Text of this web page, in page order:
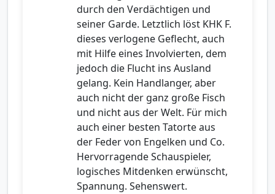
durch den Verdächtigen und
seiner Garde. Letztlich löst KHK F.
dieses verlogene Geflecht, auch
mit Hilfe eines Involvierten, dem
jedoch die Flucht ins Ausland
gelang. Kein Handlanger, aber
auch nicht der ganz große Fisch
und nicht aus der Welt. Für mich
auch einer besten Tatorte aus
der Feder von Engelken und Co.
Hervorragende Schauspieler,
logisches Mitdenken erwünscht,
Spannung. Sehenswert.